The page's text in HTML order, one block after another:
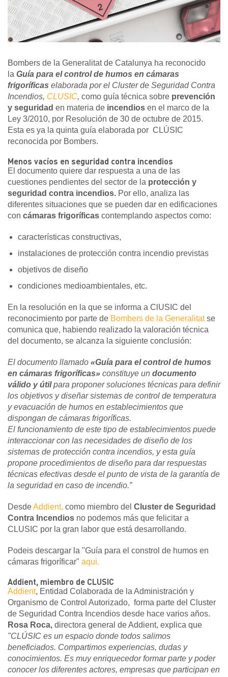
Bombers de la Generalitat de Catalunya ha reconocido
la Guía para el control de humos en cámaras
frigoríficas elaborada por el Cluster de Seguridad Contra
Incendios, CLUSIC, como guía técnica sobre prevención
y seguridad en materia de incendios en el marco de la
Ley 3/2010, por Resolución de 30 de octubre de 2015.
Esta es ya la quinta guía elaborada por CLÚSIC
reconocida por Bombers.
Menos vacíos en seguridad contra incendios
El documento quiere dar respuesta a una de las
cuestiones pendientes del sector de la protección y
seguridad contra incendios. Por ello, analiza las
diferentes situaciones que se pueden dar en edificaciones
con cámaras frigoríficas contemplando aspectos como:
características constructivas,
instalaciones de protección contra incendio previstas
objetivos de diseño
condiciones medioambientales, etc.
En la resolución en la que se informa a ClUSIC del
reconocimiento por parte de Bombers de la Generalitatse
comunica que, habiendo realizado la valoración técnica
del documento, se alcanza la siguiente conclusión:
El documento llamado «Guía para el control de humos
en cámaras frigoríficas» constituye un documento
válido y útilpara proponer soluciones técnicas para definir
los objetivos y diseñar sistemas de control de temperatura
y evacuación de humos en establecimientos que
dispongan de cámaras frigoríficas.
El funcionamiento de este tipo de establecimientos puede
interaccionar con las necesidades de diseño de los
sistemas de protección contra incendios, y esta guía
propone procedimientos de diseño para dar respuestas
técnicas efectivas desde el punto de vista de la garantía de
la seguridad en caso de incendio.”
DesdeAddient, como miembro del Cluster de Seguridad
Contra Incendios no podemos más que felicitar a
CLUSIC por la gran labor que está desarrollando.
Podeis descargar la "Guía para el constrol de humos en
cámaras frigoríficar" aqui.
Addient, miembro de CLUSIC
Addient, Entidad Colaborada de la Administración y
Organismo de Control Autorizado, forma parte del Cluster
de Seguridad Contra Incendios desde hace varios años.
Rosa Roca, directora general de Addient, explica que
"CLÚSIC es un espacio donde todos salimos
beneficiados. Compartimos experiencias, dudas y
conocimientos. Es muy enriquecedor formar parte y poder
conocer los diferentes actores, empresas que participan en